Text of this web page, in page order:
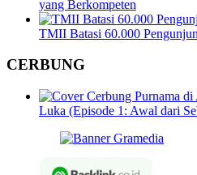
yang Berkompeten
TMII Batasi 60.000
CERBUNG
Luka (Episode 1: Awal dari